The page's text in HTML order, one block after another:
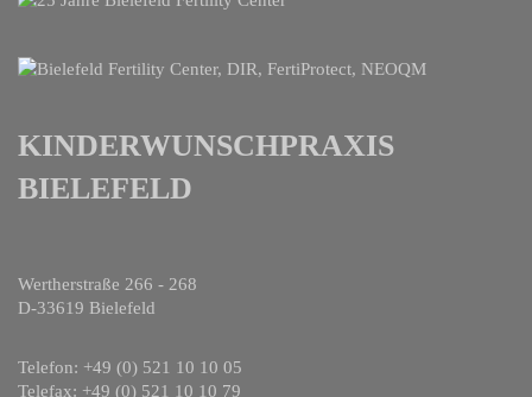
KINDERWUNSCHPRAXIS
BIELEFELD
Wertherstraße 266 - 268
D-33619 Bielefeld
Telefon: +49 (0) 521 10 10 05
Telefax: +49 (0) 521 10 10 79